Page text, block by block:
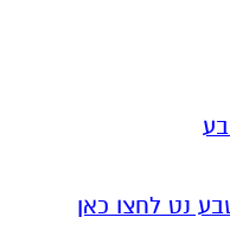
נט לחצו כאן